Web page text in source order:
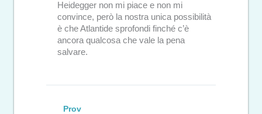
Heidegger non mi piace e non mi
convince, però la nostra unica possibilità
è che Atlantide sprofondi finché c’è
ancora qualcosa che vale la pena
salvare.
Prov